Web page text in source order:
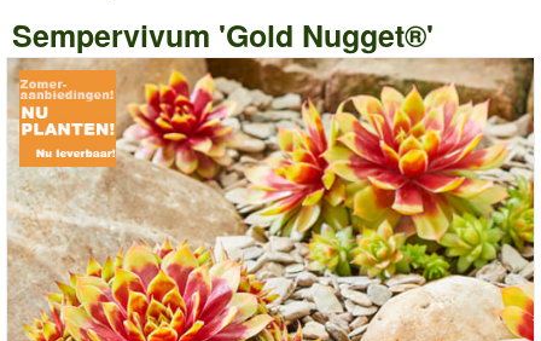
Sempervivum 'Gold Nugget®'